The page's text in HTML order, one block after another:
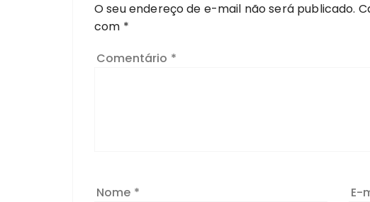
O seu endereço de e-mail não será publicado.
com *
Comentário *
Nome * E-